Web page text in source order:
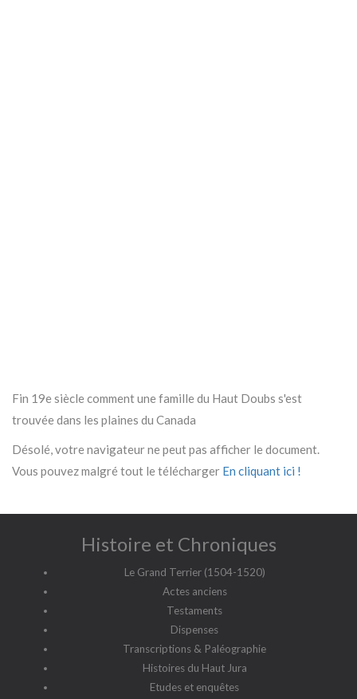
Fin 19e siècle comment une famille du Haut Doubs s'est
trouvée dans les plaines du Canada
Désolé, votre navigateur ne peut pas afficher le document.
Vous pouvez malgré tout le télécharger En cliquant ici !
Histoire et Chroniques
Le Grand Terrier (1504-1520)
Actes anciens
Testaments
Dispenses
Transcriptions & Paléographie
Histoires du Haut Jura
Etudes et enquêtes